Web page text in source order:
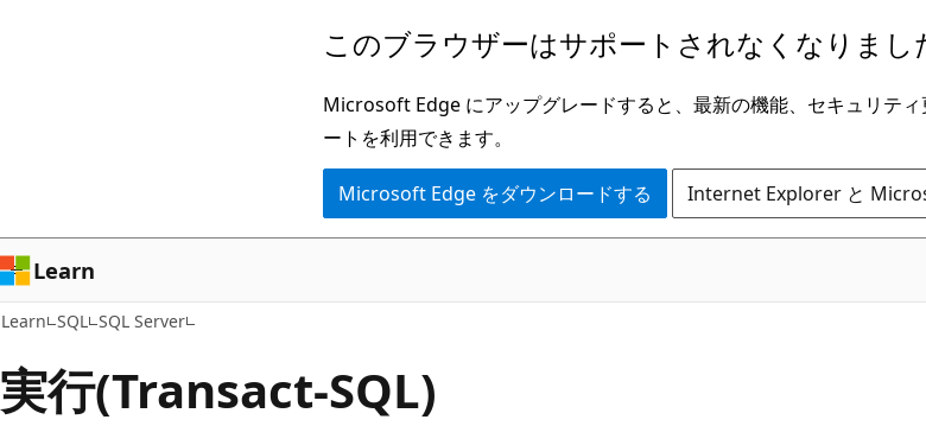
ン
ツ
に
ス
キ
ッ
このブラウザーはサポートされなくなりまし
Microsoft Edge にアップグレードすると、最新の機能、セキュリテ
ートを利用できます。
Microsoft Edge をダウンロードする Internet Explorer と
Learn
Learn SQL SQL Server
実行(Transact-SQL)